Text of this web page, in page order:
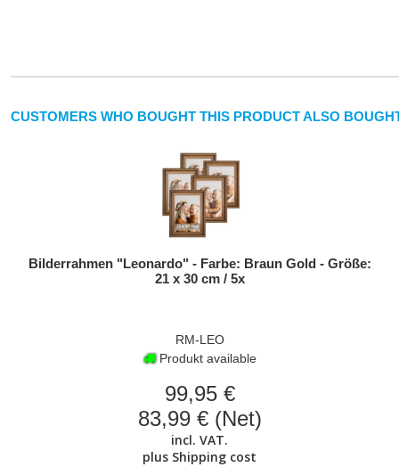
CUSTOMERS WHO BOUGHT THIS PRODUCT ALSO
Bilderrahmen "Leonardo" - Farbe: Braun Gold - Größe:
21 x 30 cm / 5x
RM-LEO
Produkt available
99,95 €
83,99 € (Net)
incl. VAT.
plus Shipping cost